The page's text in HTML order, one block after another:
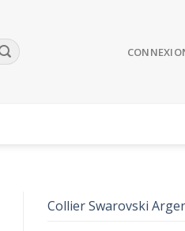
Collier Swarovski